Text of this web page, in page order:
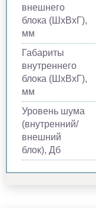
внешнего
блока (ШхВхГ),
мм
Габариты
внутреннего
блока (ШхВхГ),
мм
Уровень шума
(внутренний/
внешний
блок), Дб